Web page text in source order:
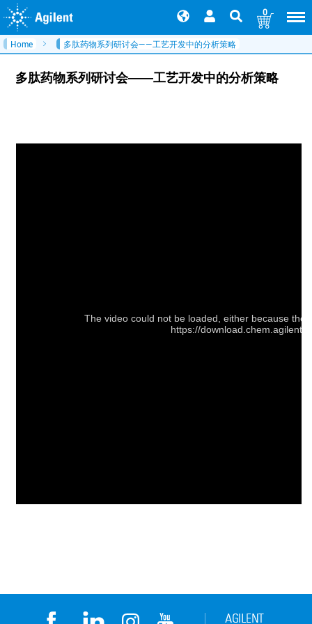
0
Home 多肽药物系列研讨会——工艺开发中的分析策略
多肽药物系列研讨会——工艺开发中的分析策略